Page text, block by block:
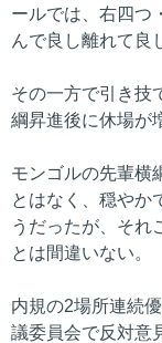
ールでは、右四つ
んで良し離れて良
その一方で引き技
綱昇進後に休場が
モンゴルの先輩横
とはなく、穏やか
うだったが、それ
とは間違いない。
内規の2場所連続
議委員会で反対意